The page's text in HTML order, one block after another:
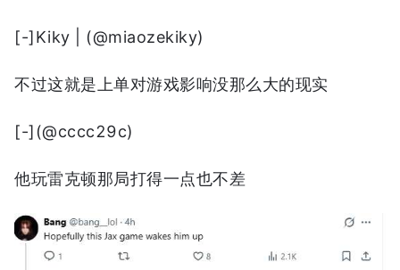
[-]Kiky | (@miaozekiky)
不过这就是上单对游戏影响没那么大的现实
[-](@cccc29c)
他玩雷克顿那局打得一点也不差